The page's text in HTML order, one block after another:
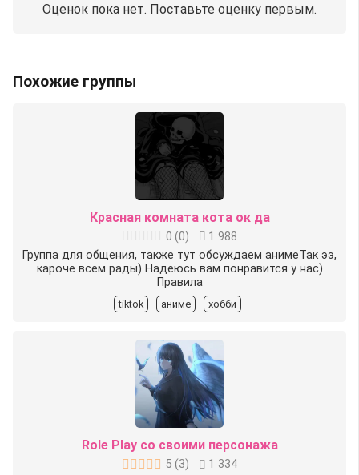
Оценок пока нет. Поставьте оценку первым.
Похожие группы
Красная комната кота ок да
0 (0)
1 988
Группа для общения, также тут обсуждаем анимеТак ээ,
кароче всем рады) Надеюсь вам понравится у нас)
️Правила️
tiktok аниме хобби
Role Play со своими персонажа
5 (3)
1 334